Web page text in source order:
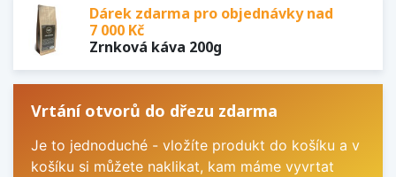
Dárek zdarma pro objednávky nad
7 000 Kč
Zrnková káva 200g
Vrtání otvorů do dřezu zdarma
Je to jednoduché - vložíte produkt do košíku a v
košíku si můžete naklikat, kam máme vyvrtat